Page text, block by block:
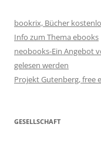
bookrix, Bücher
Info zum Thema ebooks
neobooks-Ein Angebot
gelesen werden
Projekt Gutenberg, free
GESELLSCHAFT